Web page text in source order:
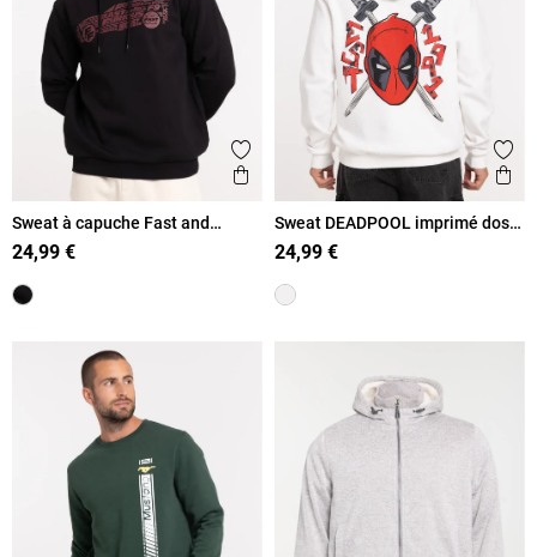
Ajouter aux favoris
Aperçu rapide
Sweat à capuche Fast and
Furious homme
24,99 €
Sweat DEADPOOL imprimé dos
homme
24,99 €